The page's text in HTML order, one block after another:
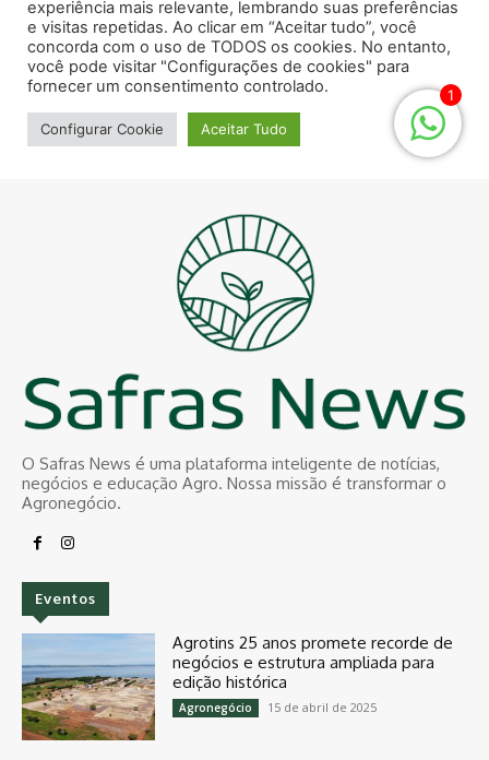
O Safras News é uma plataforma inteligente de notícias,
negócios e educação Agro. Nossa missão é transformar o
Agronegócio.
Eventos
Agrotins 25 anos promete recorde de
negócios e estrutura ampliada para
edição histórica
Agronegócio 15 de abril de 2025